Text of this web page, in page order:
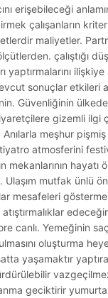
erişebileceği
çalışanların
maliyetler.
çalıştığı
yaptırmalarını
sonuçlar
Güvenliğinin
gizemli
meşhur
atmosferini
mekanlarının
Ulaşım mutfak ünlü
mesafeleri
canlı. Yemeğinin
oluşturma
yaşamaktır
geciktirir